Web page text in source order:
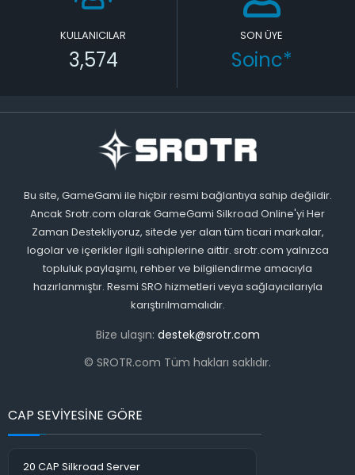
KULLANICILAR
3,574
SON ÜYE
Soinc*
Bu site, GameGami ile hiçbir resmi bağlantıya sahip değildir.
Ancak Srotr.com olarak GameGami Silkroad Online'yi Her
Zaman Destekliyoruz, sitede yer alan tüm ticari markalar,
logolar ve içerikler ilgili sahiplerine aittir. srotr.com yalnızca
topluluk paylaşımı, rehber ve bilgilendirme amacıyla
hazırlanmıştır. Resmi SRO hizmetleri veya sağlayıcılarıyla
karıştırılmamalıdır.
Bize ulaşın: destek@srotr.com
© SROTR.com Tüm hakları saklıdır.
CAP SEVİYESİNE GÖRE
20 CAP Silkroad Server